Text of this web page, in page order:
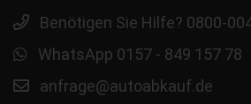
Benötigen Sie Hilfe? 0800-
WhatsApp 0157 - 849 157 78
anfrage@autoabkauf.de